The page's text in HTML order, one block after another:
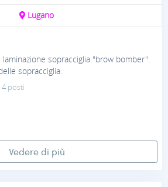
Lugano
sopracciglia "brow bomber".
sopracciglia.
4 posti
Vedere di più